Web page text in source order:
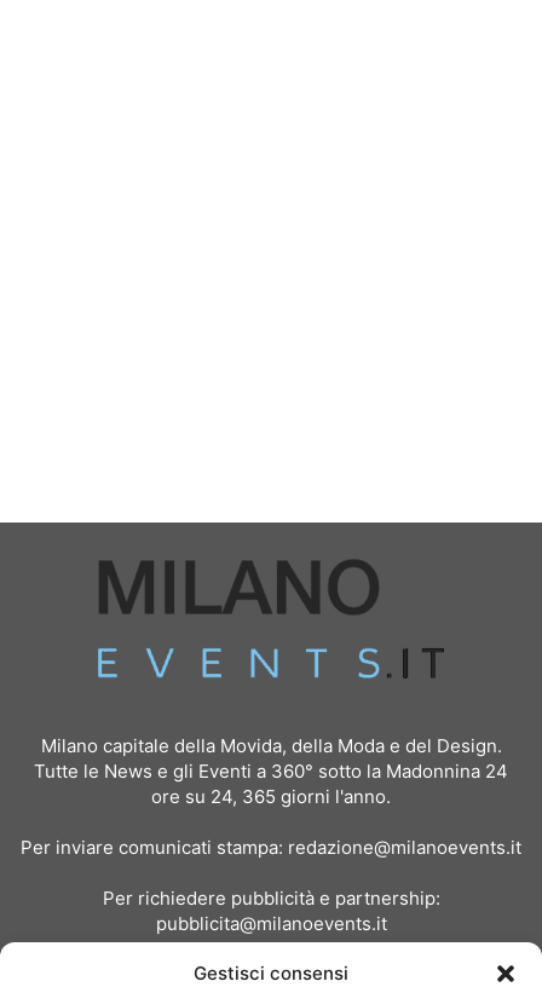
Gestisci consensi
Milano capitale della Movida, della Moda e del Design.
Tutte le News e gli Eventi a 360° sotto la Madonnina 24
ore su 24, 365 giorni l'anno.
Per inviare comunicati stampa: redazione@milanoevents.it
Per richiedere pubblicità e partnership:
pubblicita@milanoevents.it